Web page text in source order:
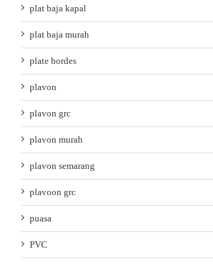
plat baja kapal
plat baja murah
plate bordes
plavon
plavon grc
plavon murah
plavon semarang
plavoon grc
puasa
PVC